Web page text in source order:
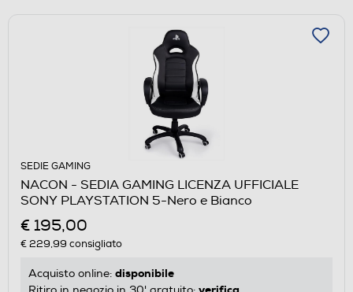
SEDIE GAMING
NACON - SEDIA GAMING LICENZA UFFICIALE
SONY PLAYSTATION 5-Nero e Bianco
€ 195,00
€ 229,99 consigliato
Acquisto online: disponibile